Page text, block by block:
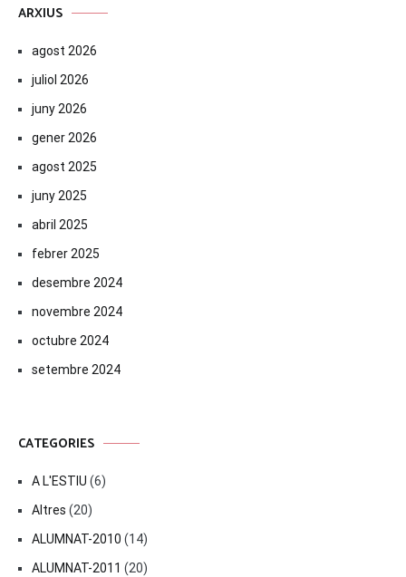
ARXIUS
agost 2026
juliol 2026
juny 2026
gener 2026
agost 2025
juny 2025
abril 2025
febrer 2025
desembre 2024
novembre 2024
octubre 2024
setembre 2024
CATEGORIES
A L'ESTIU (6)
Altres (20)
ALUMNAT-2010 (14)
ALUMNAT-2011 (20)